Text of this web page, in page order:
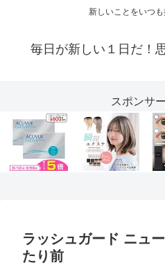
新しいことをいつも
毎日が新しい１日だ！
スポンサ
ラッシュガード ニュ
たり前